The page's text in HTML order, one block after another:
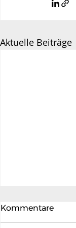
Aktuelle Beiträge
Kommentare